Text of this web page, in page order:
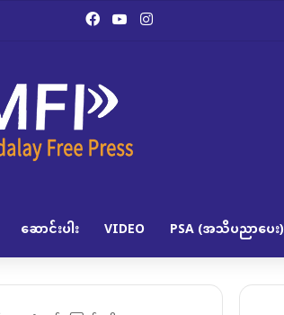
Facebook
YouTubeInstagram
ဆောင်းပါး VIDEO PSA (အသိပညာပေး)